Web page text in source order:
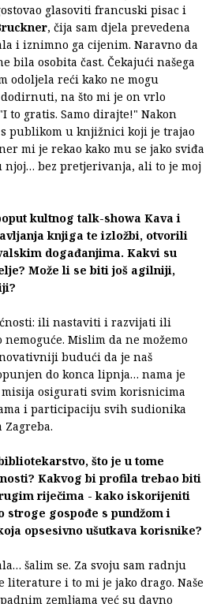
glasoviti francuski pisac i
, čija sam djela prevedena
i iznimno ga cijenim. Naravno da
bila osobita čast. Čekajući našega
odoljela reći kako ne mogu
na što mi je on vrlo
to gratis. Samo dirajte!" Nakon
publikom u knjižnici koji je trajao
mi je rekao kako mu se jako sviđa
njoj… bez pretjerivanja, ali to je moj
kultnog talk-showa Kava i
knjiga te izložbi, otvorili
događanjima. Kakvi su
Može li se biti još agilniji,
ili nastaviti i razvijati ili
Mislim da ne možemo
budući da je naš
do konca lipnja… nama je
misija osigurati svim korisnicima
i participaciju svih sudionika
što je u tome
Kakvog bi profila trebao biti
riječima - kako iskorijeniti
gospođe s pundžom i
opsesivno ušutkava korisnike?
šalim se. Za svoju sam radnju
literature i to mi je jako drago. Naše
zemljama već su davno